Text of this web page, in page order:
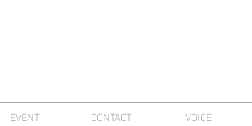
EVENT CONTACT VOICE